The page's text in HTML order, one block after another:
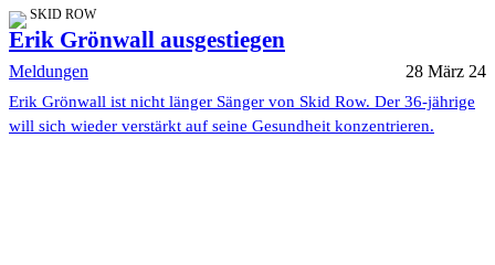
SKID ROW
Erik Grönwall ausgestiegen
Meldungen 28 März 24
Erik Grönwall ist nicht länger Sänger von Skid Row. Der 36-jährige
will sich wieder verstärkt auf seine Gesundheit konzentrieren.